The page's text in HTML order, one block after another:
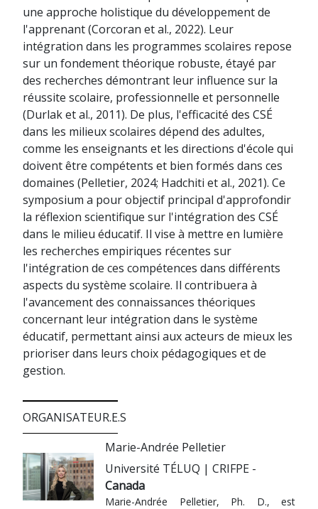
une approche holistique du développement de
l'apprenant (Corcoran et al., 2022). Leur
intégration dans les programmes scolaires repose
sur un fondement théorique robuste, étayé par
des recherches démontrant leur influence sur la
réussite scolaire, professionnelle et personnelle
(Durlak et al., 2011). De plus, l'efficacité des CSÉ
dans les milieux scolaires dépend des adultes,
comme les enseignants et les directions d'école qui
doivent être compétents et bien formés dans ces
domaines (Pelletier, 2024; Hadchiti et al., 2021). Ce
symposium a pour objectif principal d'approfondir
la réflexion scientifique sur l'intégration des CSÉ
dans le milieu éducatif. Il vise à mettre en lumière
les recherches empiriques récentes sur
l'intégration de ces compétences dans différents
aspects du système scolaire. Il contribuera à
l'avancement des connaissances théoriques
concernant leur intégration dans le système
éducatif, permettant ainsi aux acteurs de mieux les
prioriser dans leurs choix pédagogiques et de
gestion.
ORGANISATEUR.E.S
Marie-Andrée Pelletier
Université TÉLUQ | CRIFPE -
Canada
Marie-Andrée Pelletier, Ph. D., est